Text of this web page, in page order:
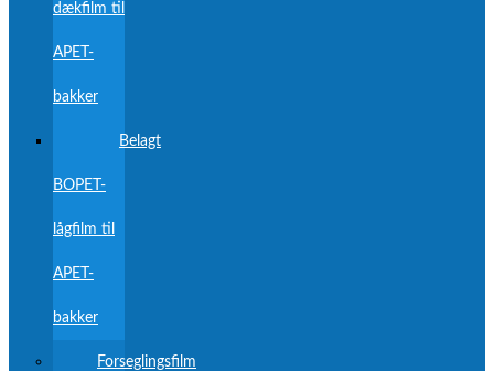
dækfilm til
APET-
bakker
Belagt
BOPET-
lågfilm til
APET-
bakker
Forseglingsfilm